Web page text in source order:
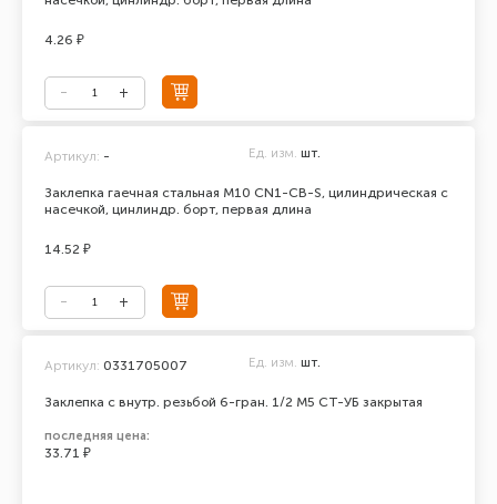
4.26 ₽
Заклепка гаечная стальная М10 CN1-CB-S, цилиндрическая с
насечкой, цинлиндр. борт, первая длина
Артикул: - Ед. изм. шт.
14.52 ₽
Заклепка с внутр. резьбой 6-гран. 1/2 М5 СТ-УБ закрытая
Артикул: 0331705007 Ед. изм. шт.
последняя цена:
33.71 ₽